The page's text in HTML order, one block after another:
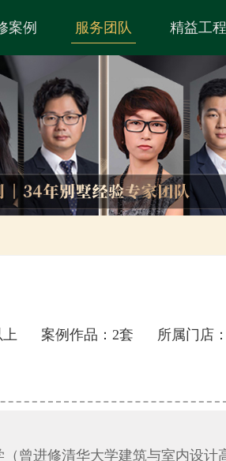
案例 服务团队 精益工程
上 案例作品：2套 所属门店：
曾进修清华大学建筑与室内设计